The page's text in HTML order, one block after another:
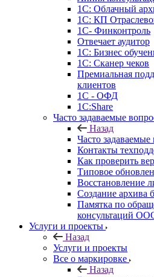
1С: Облачный
1С: КП
1С- Финконтроль
Отвечает аудитор
1С: Бизнес
1С: Сканер чеков
Премиальная
клиентов
1С - ОФД
1С:Share
Часто задаваемые
Назад
Часто
Контакты
Как проверить
Типовое
Восстановление
Создание архива
Памятка по
консультаций
Услуги и проекты
Назад
Услуги и проекты
Все о маркировке
Назад